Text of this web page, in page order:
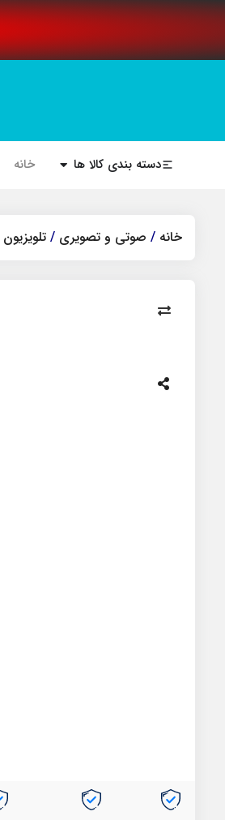
دسته بندی کالا ها خانه
خانه / صوتی و تصویری / تلویزیون